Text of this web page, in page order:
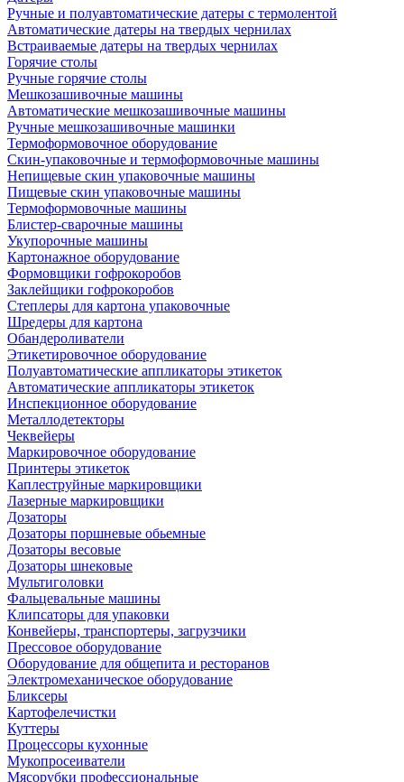
Ручные и полуавтоматические датеры с термолентой
Автоматические датеры на твердых чернилах
Встраиваемые датеры на твердых чернилах
Горячие столы
Ручные горячие столы
Мешкозашивочные машины
Автоматические мешкозашивочные машины
Ручные мешкозашивочные машинки
Термоформовочное оборудование
Скин-упаковочные и термоформовочные машины
Непищевые скин упаковочные машины
Пищевые скин упаковочные машины
Термоформовочные машины
Блистер-сварочные машины
Укупорочные машины
Картонажное оборудование
Формовщики гофрокоробов
Заклейщики гофрокоробов
Степлеры для картона упаковочные
Шредеры для картона
Обандероливатели
Этикетировочное оборудование
Полуавтоматические аппликаторы этикеток
Автоматические аппликаторы этикеток
Инспекционное оборудование
Металлодетекторы
Чеквейеры
Маркировочное оборудование
Принтеры этикеток
Каплеструйные маркировщики
Лазерные маркировщики
Дозаторы
Дозаторы поршневые обьемные
Дозаторы весовые
Дозаторы шнековые
Мультиголовки
Фальцевальные машины
Клипсаторы для упаковки
Конвейеры, транспортеры, загрузчики
Прессовое оборудование
Оборудование для общепита и ресторанов
Электромеханическое оборудование
Бликсеры
Картофелечистки
Куттеры
Процессоры кухонные
Мукопросеиватели
Мясорубки профессиональные